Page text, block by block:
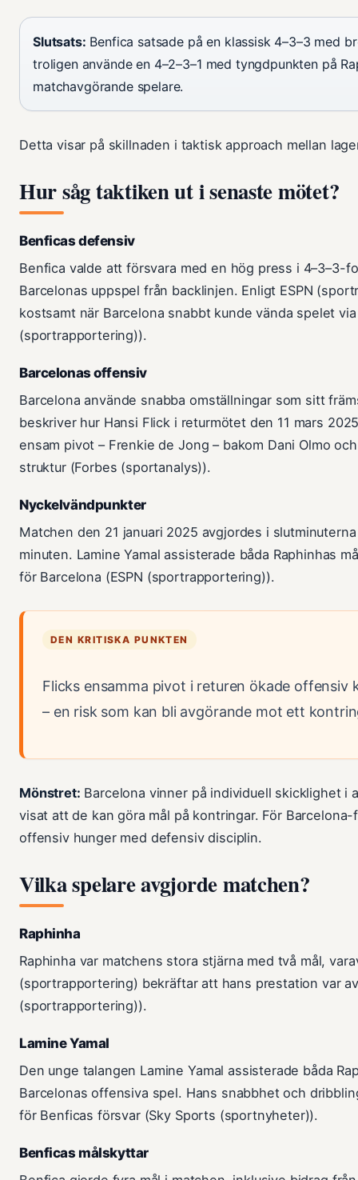
Slutsats: Benfica satsade på en klassisk 4–3–3 med
troligen använde en 4–2–3–1 med tyngdpunkten på
matchavgörande spelare.
Detta visar på skillnaden i taktisk approach mellan
Hur såg taktiken ut i senaste mötet?
Benficas defensiv
Benfica valde att försvara med en hög press i 4–3–3-
Barcelonas uppspel från backlinjen. Enligt ESPN
kostsamt när Barcelona snabbt kunde vända spelet
(sportrapportering)).
Barcelonas offensiv
Barcelona använde snabba omställningar som sitt
beskriver hur Hansi Flick i returmötet den 11 mars
ensam pivot – Frenkie de Jong – bakom Dani Olmo
struktur (Forbes (sportanalys)).
Nyckelvändpunkter
Matchen den 21 januari 2025 avgjordes i
minuten. Lamine Yamal assisterade båda Raphinhas
för Barcelona (ESPN (sportrapportering)).
DEN KRITISKA PUNKTEN
Flicks ensamma pivot i returen ökade
– en risk som kan bli avgörande mot ett
Mönstret: Barcelona vinner på individuell skicklighet i
visat att de kan göra mål på kontringar. För
offensiv hunger med defensiv disciplin.
Vilka spelare avgjorde matchen?
Raphinha
Raphinha var matchens stora stjärna med två mål,
(sportrapportering) bekräftar att hans prestation var
(sportrapportering)).
Lamine Yamal
Den unge talangen Lamine Yamal assisterade båda
Barcelonas offensiva spel. Hans snabbhet och
för Benficas försvar (Sky Sports (sportnyheter)).
Benficas målskyttar